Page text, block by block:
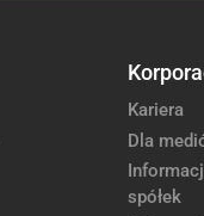
Kariera
Dla
spółek